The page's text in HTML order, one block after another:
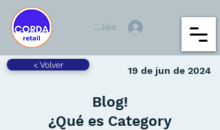
Iniciar sesión
< Volver
19 de jun de 2024
Blog!
¿Qué es Category